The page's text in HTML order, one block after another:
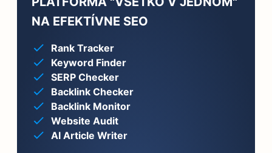
NA EFEKTÍVNE SEO
Rank Tracker
Keyword Finder
SERP Checker
Backlink Checker
Backlink Monitor
Website Audit
AI Article Writer